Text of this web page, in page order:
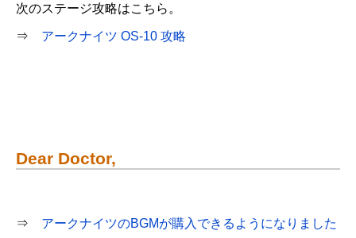
次のステージ攻略はこちら。
⇒ アークナイツ OS-10 攻略
Dear Doctor,
⇒ アークナイツのBGMが購入できるようになりました